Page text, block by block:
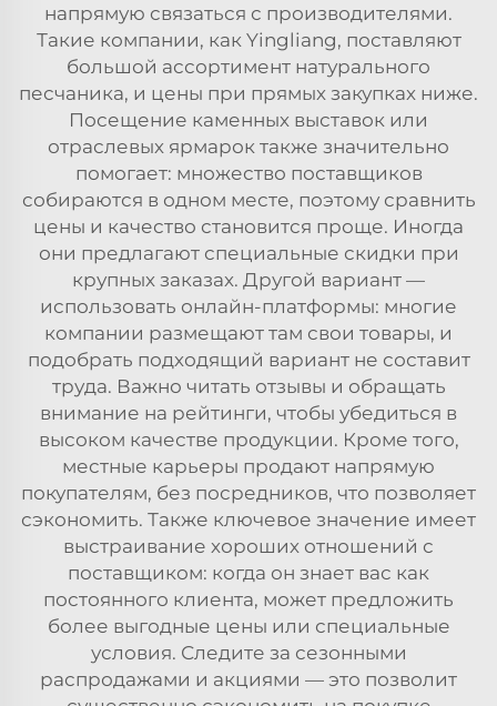
напрямую связаться с производителями.
Такие компании, как Yingliang, поставляют
большой ассортимент натурального
песчаника, и цены при прямых закупках ниже.
Посещение каменных выставок или
отраслевых ярмарок также значительно
помогает: множество поставщиков
собираются в одном месте, поэтому сравнить
цены и качество становится проще. Иногда
они предлагают специальные скидки при
крупных заказах. Другой вариант —
использовать онлайн-платформы: многие
компании размещают там свои товары, и
подобрать подходящий вариант не составит
труда. Важно читать отзывы и обращать
внимание на рейтинги, чтобы убедиться в
высоком качестве продукции. Кроме того,
местные карьеры продают напрямую
покупателям, без посредников, что позволяет
сэкономить. Также ключевое значение имеет
выстраивание хороших отношений с
поставщиком: когда он знает вас как
постоянного клиента, может предложить
более выгодные цены или специальные
условия. Следите за сезонными
распродажами и акциями — это позволит